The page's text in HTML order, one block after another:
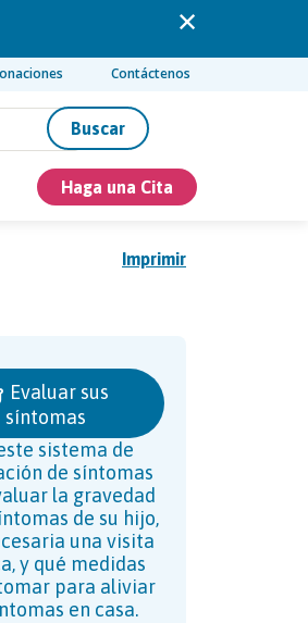
Contáctenos
Buscar
Haga una Cita
Imprimir
Evaluar sus
síntomas
sistema de
de síntomas
la gravedad
de su hijo,
una visita
y qué medidas
para aliviar
en casa.